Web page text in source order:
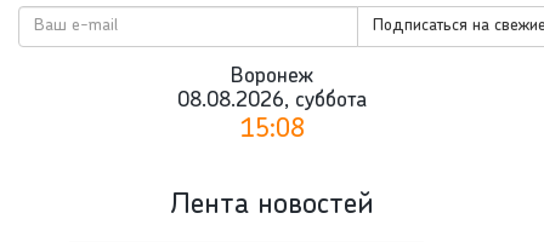
Подписаться на
Воронеж
08.08.2026, суббота
15:08
Лента новостей